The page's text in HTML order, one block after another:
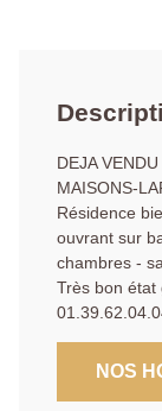
DEJA
MAISONS-
Résidence
ouvrant sur
chambres -
Très bon état
NOS